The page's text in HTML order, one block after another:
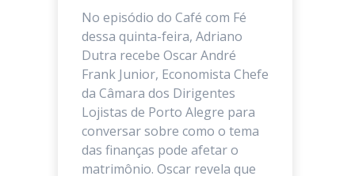
No episódio do Café com Fé
dessa quinta-feira, Adriano
Dutra recebe Oscar André
Frank Junior, Economista Chefe
da Câmara dos Dirigentes
Lojistas de Porto Alegre para
conversar sobre como o tema
das finanças pode afetar o
matrimônio. Oscar revela que